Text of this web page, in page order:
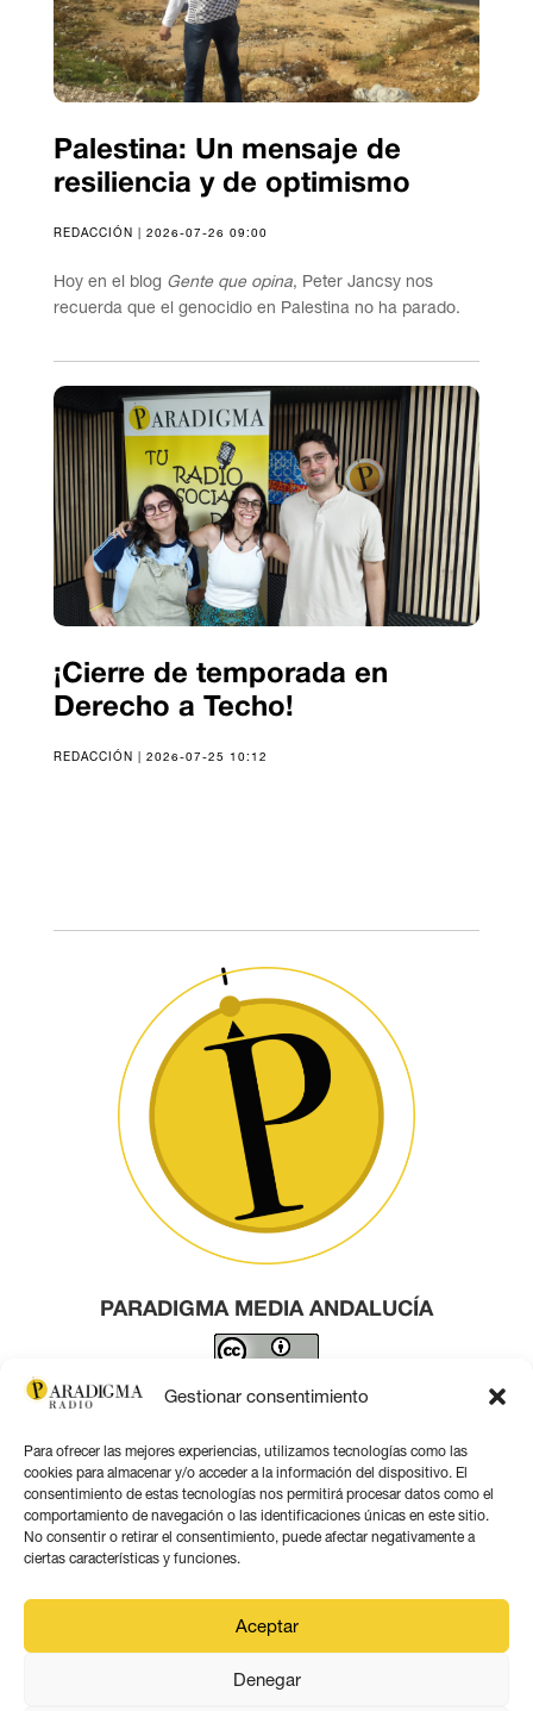
Gestionar consentimiento
Para ofrecer las mejores experiencias, utilizamos tecnologías como las
cookies para almacenar y/o acceder a la información del dispositivo. El
consentimiento de estas tecnologías nos permitirá procesar datos como el
comportamiento de navegación o las identificaciones únicas en este sitio.
No consentir o retirar el consentimiento, puede afectar negativamente a
ciertas características y funciones.
Aceptar
Denegar
Palestina: Un mensaje de
resiliencia y de optimismo
REDACCIÓN | 2026-07-26 09:00
Hoy en el blog Gente que opina, Peter Jancsy nos
recuerda que el genocidio en Palestina no ha parado.
¡Cierre de temporada en
Derecho a Techo!
REDACCIÓN | 2026-07-25 10:12
PARADIGMA MEDIA ANDALUCÍA
Este obra está bajo una licencia de Creative Commons
Contacto por correo
Aviso legal
Política de privacidad